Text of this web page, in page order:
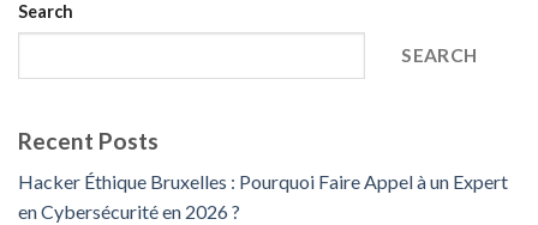
Search
SEARCH
Recent Posts
Hacker Éthique Bruxelles : Pourquoi Faire Appel à un Expert
en Cybersécurité en 2026 ?